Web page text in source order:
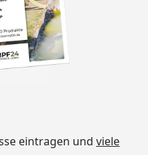
eintragen und viele